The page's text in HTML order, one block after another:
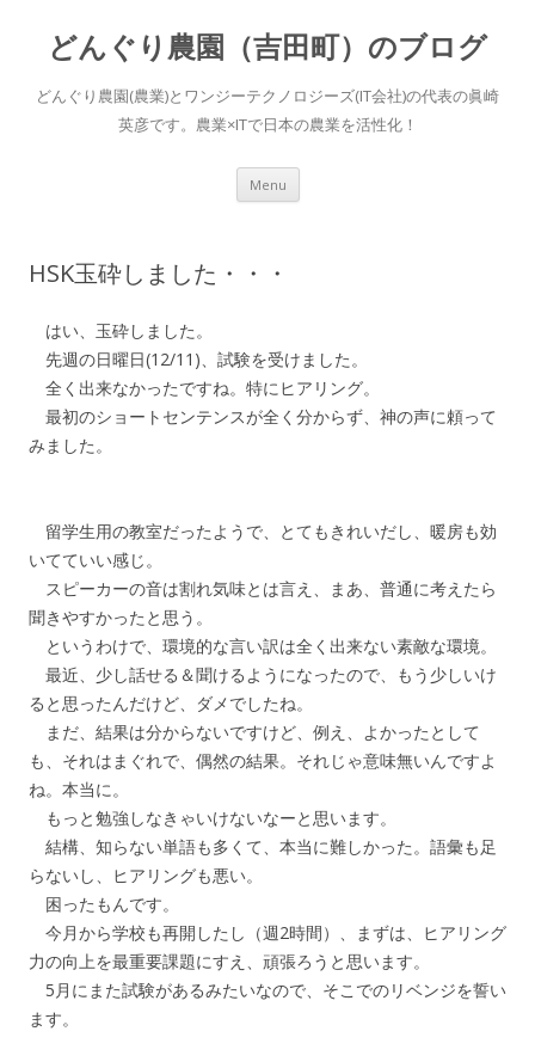
どんぐり農園（吉田町）のブログ
どんぐり農園(農業)とワンジーテクノロジーズ(IT会社)の代表の眞崎
英彦です。農業×ITで日本の農業を活性化！
Menu Skip to content
HSK玉砕しました・・・
はい、玉砕しました。
先週の日曜日(12/11)、試験を受けました。
全く出来なかったですね。特にヒアリング。
最初のショートセンテンスが全く分からず、神の声に頼って
みました。
留学生用の教室だったようで、とてもきれいだし、暖房も効
いてていい感じ。
スピーカーの音は割れ気味とは言え、まあ、普通に考えたら
聞きやすかったと思う。
というわけで、環境的な言い訳は全く出来ない素敵な環境。
最近、少し話せる＆聞けるようになったので、もう少しいけ
ると思ったんだけど、ダメでしたね。
まだ、結果は分からないですけど、例え、よかったとして
も、それはまぐれで、偶然の結果。それじゃ意味無いんですよ
ね。本当に。
もっと勉強しなきゃいけないなーと思います。
結構、知らない単語も多くて、本当に難しかった。語彙も足
らないし、ヒアリングも悪い。
困ったもんです。
今月から学校も再開したし（週2時間）、まずは、ヒアリング
力の向上を最重要課題にすえ、頑張ろうと思います。
5月にまた試験があるみたいなので、そこでのリベンジを誓い
ます。